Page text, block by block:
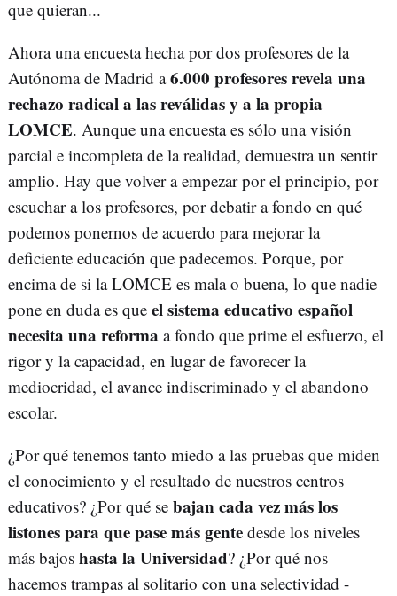
que quieran...
Ahora una encuesta hecha por dos profesores de la
Autónoma de Madrid a6.000 profesores revela una
rechazo radical a las reválidas y a la propia
LOMCE. Aunque una encuesta es sólo una visión
parcial e incompleta de la realidad, demuestra un sentir
amplio. Hay que volver a empezar por el principio, por
escuchar a los profesores, por debatir a fondo en qué
podemos ponernos de acuerdo para mejorar la
deficiente educación que padecemos. Porque, por
encima de si la LOMCE es mala o buena, lo que nadie
pone en duda es que el sistema educativo español
necesita una reforma a fondo que prime el esfuerzo, el
rigor y la capacidad, en lugar de favorecer la
mediocridad, el avance indiscriminado y el abandono
escolar.
¿Por qué tenemos tanto miedo a las pruebas que miden
el conocimiento y el resultado de nuestros centros
educativos? ¿Por qué se bajan cada vez más los
listones para que pase más gente desde los niveles
más bajos hasta la Universidad? ¿Por qué nos
hacemos trampas al solitario con una selectividad -